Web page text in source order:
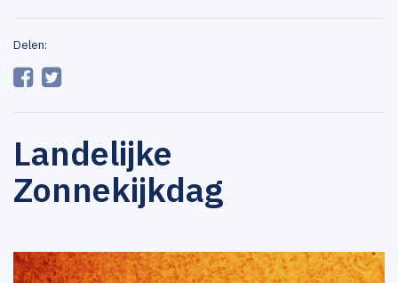
Delen:
Landelijke
Zonnekijkdag